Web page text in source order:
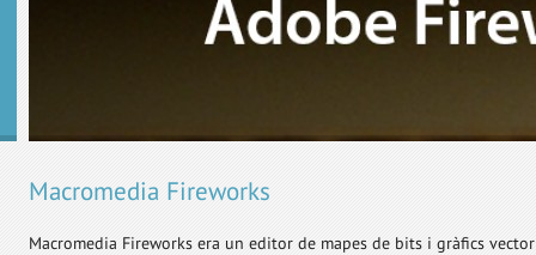
Macromedia Fireworks
Macromedia Fireworks era un editor de mapes de bits i gràfics